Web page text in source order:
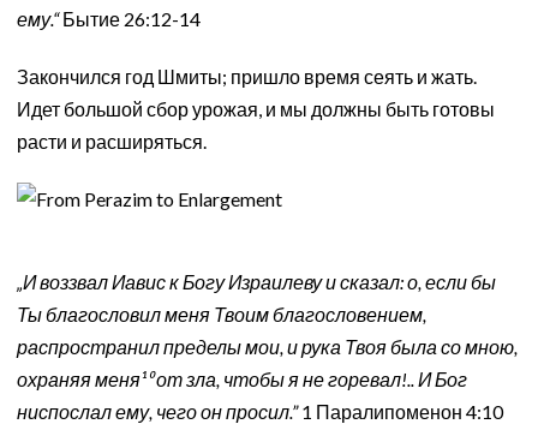
ему.“Бытие 26:12-14
Закончился год Шмиты; пришло время сеять и жать.
Идет большой сбор урожая, и мы должны быть готовы
расти и расширяться.
„И воззвал Иавис к Богу Израилеву и сказал: о, если бы
Ты благословил меня Твоим благословением,
распространил пределы мои, и рука Твоя была со мною,
охраняя меня¹⁰ от зла, чтобы я не горевал!.. И Бог
ниспослал ему, чего он просил.”1 Паралипоменон 4:10